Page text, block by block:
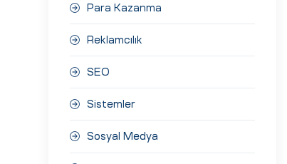
Para Kazanma
Reklamcılık
SEO
Sistemler
Sosyal Medya